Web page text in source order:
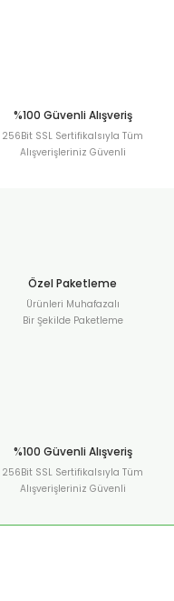
%100 Güvenli Alışveriş
256Bit SSL Sertifikalsıyla Tüm
Alışverişleriniz Güvenli
Özel Paketleme
Ürünleri Muhafazalı
Bir Şekilde Paketleme
%100 Güvenli Alışveriş
256Bit SSL Sertifikalsıyla Tüm
Alışverişleriniz Güvenli